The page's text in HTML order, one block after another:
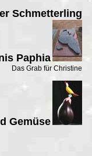
Schmetterling
Paphia
Das Grab für Christine
Gemüse